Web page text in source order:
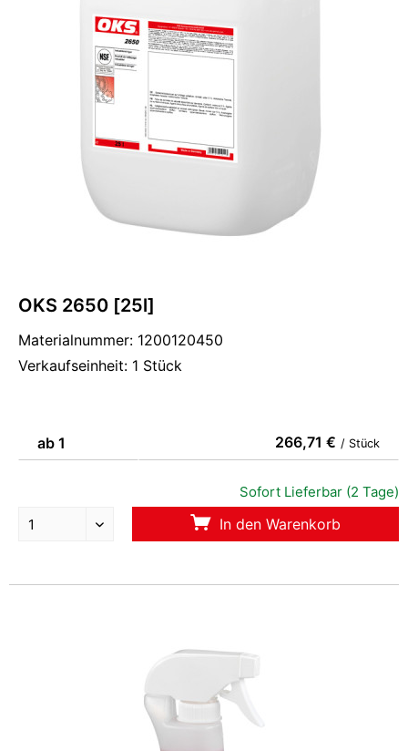
OKS 2650 [25l]
Materialnummer: 1200120450
Verkaufseinheit: 1 Stück
ab 1 266,71 € / Stück
Sofort Lieferbar (2 Tage)
In den Warenkorb